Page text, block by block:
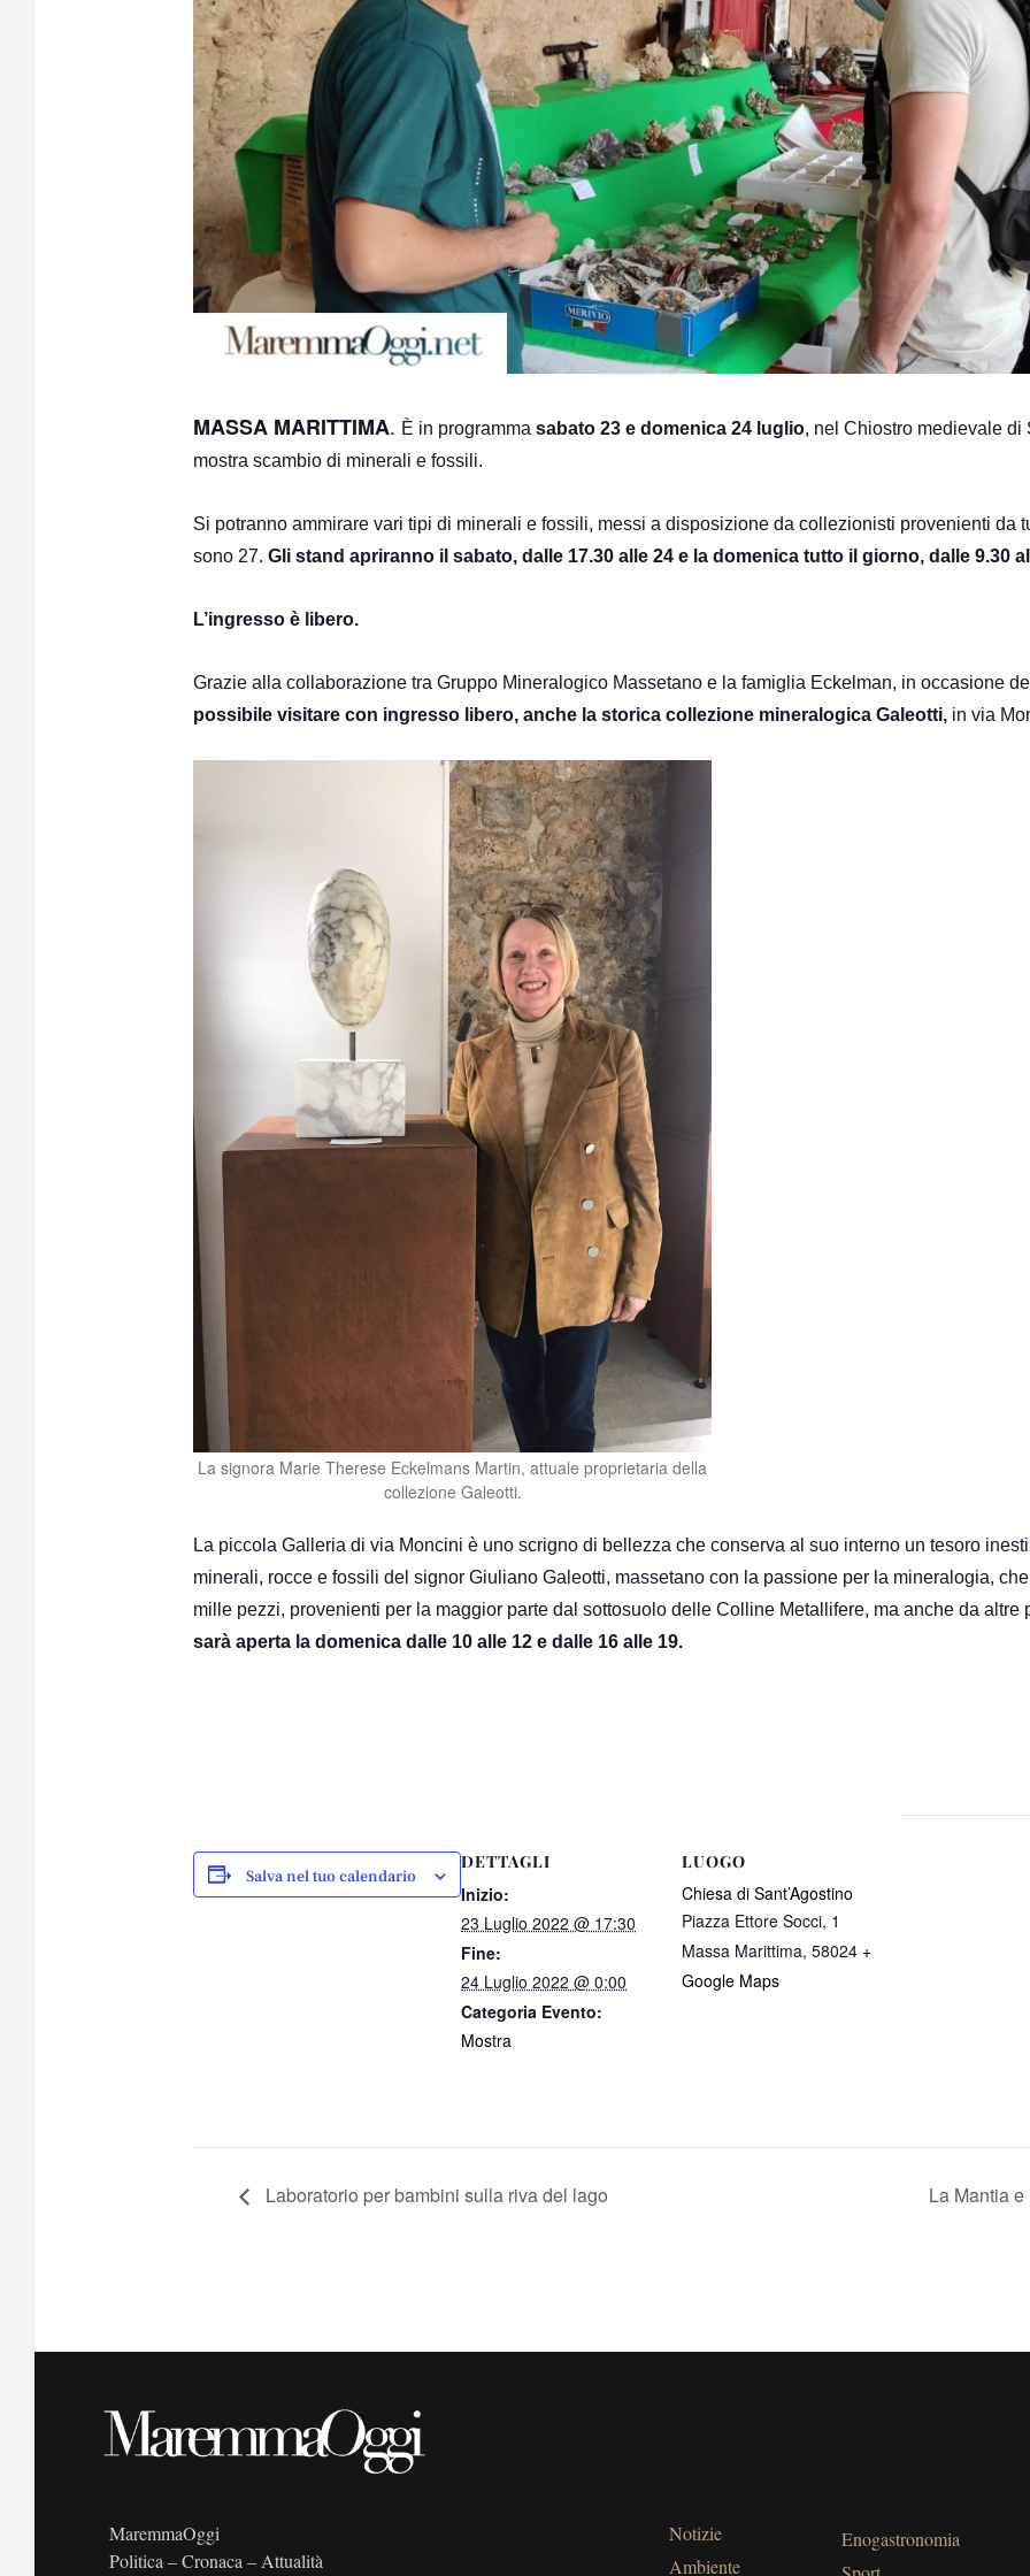
MASSA MARITTIMA. È in programma sabato 23 e domenica 24 luglio, nel Chiostro medievale di
mostra scambio di minerali e fossili.
Si potranno ammirare vari tipi di minerali e fossili, messi a disposizione da collezionisti provenienti da
sono 27. Gli stand apriranno il sabato, dalle 17.30 alle 24 e la domenica tutto il giorno, dalle 9.30
L’ingresso è libero.
Grazie alla collaborazione tra Gruppo Mineralogico Massetano e la famiglia Eckelman, in occasione
possibile visitare con ingresso libero, anche la storica collezione mineralogica Galeotti, in via
La signora Marie Therese Eckelmans Martin, attuale proprietaria della
collezione Galeotti.
La piccola Galleria di via Moncini è uno scrigno di bellezza che conserva al suo interno un tesoro
minerali, rocce e fossili del signor Giuliano Galeotti, massetano con la passione per la mineralogia,
mille pezzi, provenienti per la maggior parte dal sottosuolo delle Colline Metallifere, ma anche da altre
sarà aperta la domenica dalle 10 alle 12 e dalle 16 alle 19.
Salva nel tuo calendario
DETTAGLI
Inizio:
23 Luglio 2022 @ 17:30
Fine:
24 Luglio 2022 @ 0:00
Categoria Evento:
Mostra
LUOGO
Chiesa di Sant’Agostino
Piazza Ettore Socci, 1
Massa Marittima, 58024 +
Google Maps
Laboratorio per bambini sulla riva del lago La Mantia
MaremmaOggi
Politica – Cronaca – Attualità
Notizie
Ambiente
Enogastronomia